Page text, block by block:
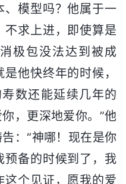
、模型吗？他属于一
不求上进，即使算是
极包没法达到被成
他快终年的时候，
数还能延续几年的
，更深地爱你。”他
：“神哪！现在是你
预备的时候到了，我
个见证，愿我的爱